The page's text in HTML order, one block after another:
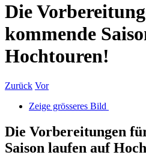
Die
kommende
Hochtouren!
Zurück Vor
Zeige grösseres Bild
Die Vorbereitungen
Saison laufen auf